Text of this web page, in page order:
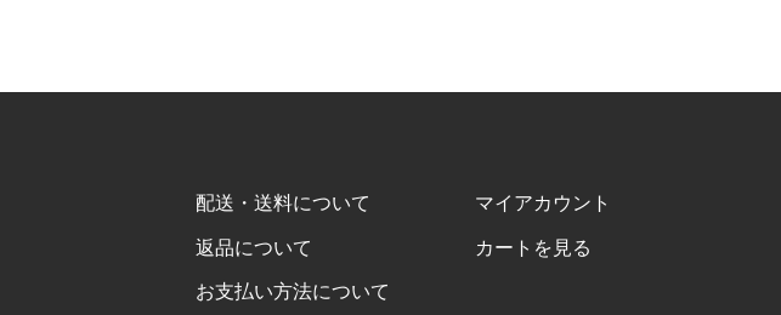
配送・送料について
返品について
お支払い方法について
マイアカウント
カートを見る